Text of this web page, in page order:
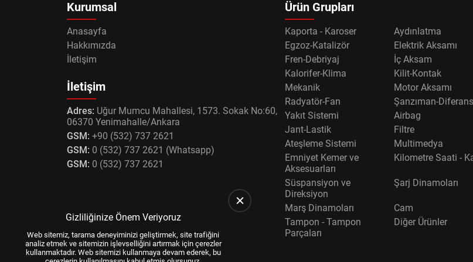
Kurumsal
Anasayfa
Hakkımızda
İletişim
İletişim
Adres: Uğur Mumcu Mahallesi, 1573. Sokak No:60,
06370 Yenimahalle/Ankara
GSM: +90 (532) 737 2621
GSM: 0 (532) 737 2621 (Whatsapp)
GSM: 0 (532) 737 2621
Ürün Grupları
Kaporta - Karoser
Aydınlatma
Egzoz-Katalizör
Elektrik Aksamı
Fren-Debriyaj
İç Aksam
Kalorifer-Klima
Kilit-Kontak
Mekanik
Motor Aksamı
Radyatör-Fan
Şanzıman-
Yakıt Sistemi
Airbag
Jant-Lastik
Filtre
Ateşleme Sistemi
Multimedya
Emniyet Kemer ve
Aksesuarları
Kilometre Saati -
Süspansiyon ve
Direksiyon
Şarj Dinamoları
Marş Dinamoları
Cam
Tampon - Tampon
Parçaları
Diğer Ürünler
Gizliliğinize Önem Veriyoruz
Web sitemiz, tarama deneyiminizi geliştirmek, site trafiğini
analiz etmek ve sitemizin işlevselliğini artırmak için çerezler
kullanmaktadır. Web sitemizi kullanmaya devam ederek, bu